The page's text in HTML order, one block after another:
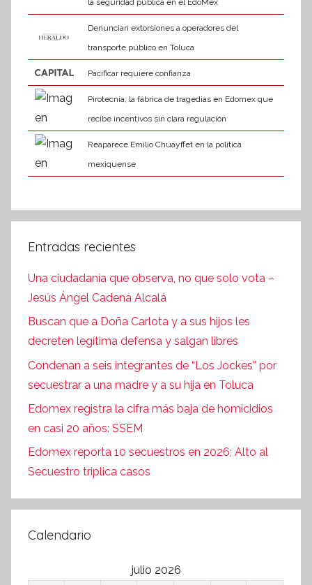
Denuncian extorsiones a operadores del
transporte público en Toluca
Pacificar requiere confianza
Pirotecnia, la fábrica de tragedias en Edomex que
recibe incentivos sin clara regulación
Reaparece Emilio Chuayffet en la política
mexiquense
Entradas recientes
Una ciudadanía que observa, no que solo vota –
Jesús Ángel Cadena Alcalá
Buscan que a Doña Carlota y a sus hijos les
decreten legítima defensa y salgan libres
Condenan a seis integrantes de “Los Jockes” por
secuestrar a una madre y a su hija en Toluca
Edomex registra la cifra más baja de homicidios
en casi 20 años: SSEM
Edomex reporta 10 secuestros en 2026; Alto al
Secuestro triplica casos
Calendario
julio 2026